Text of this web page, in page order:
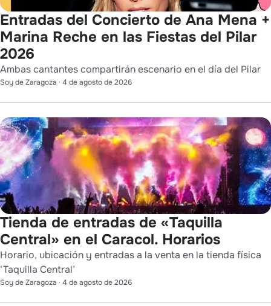
Entradas del Concierto de Ana Mena +
Marina Reche en las Fiestas del Pilar
2026
Ambas cantantes compartirán escenario en el día del Pilar
Soy de Zaragoza · 4 de agosto de 2026
Tienda de entradas de «Taquilla
Central» en el Caracol. Horarios
Horario, ubicación y entradas a la venta en la tienda física
‘Taquilla Central’
Soy de Zaragoza · 4 de agosto de 2026